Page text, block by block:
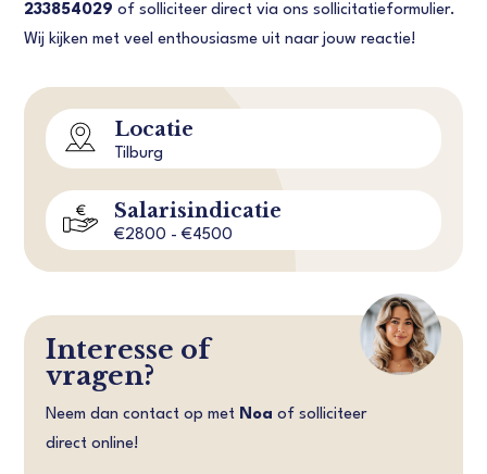
233854029 of solliciteer direct via ons sollicitatieformulier.
Wij kijken met veel enthousiasme uit naar jouw reactie!
Locatie
Tilburg
Salarisindicatie
€2800 - €4500
Interesse of
vragen?
Neem dan contact op met Noaof solliciteer
direct online!